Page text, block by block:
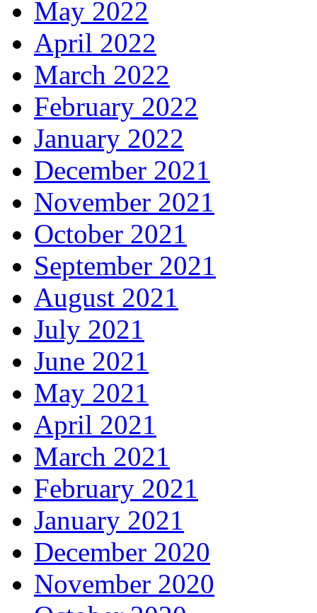
May 2022
April 2022
March 2022
February 2022
January 2022
December 2021
November 2021
October 2021
September 2021
August 2021
July 2021
June 2021
May 2021
April 2021
March 2021
February 2021
January 2021
December 2020
November 2020